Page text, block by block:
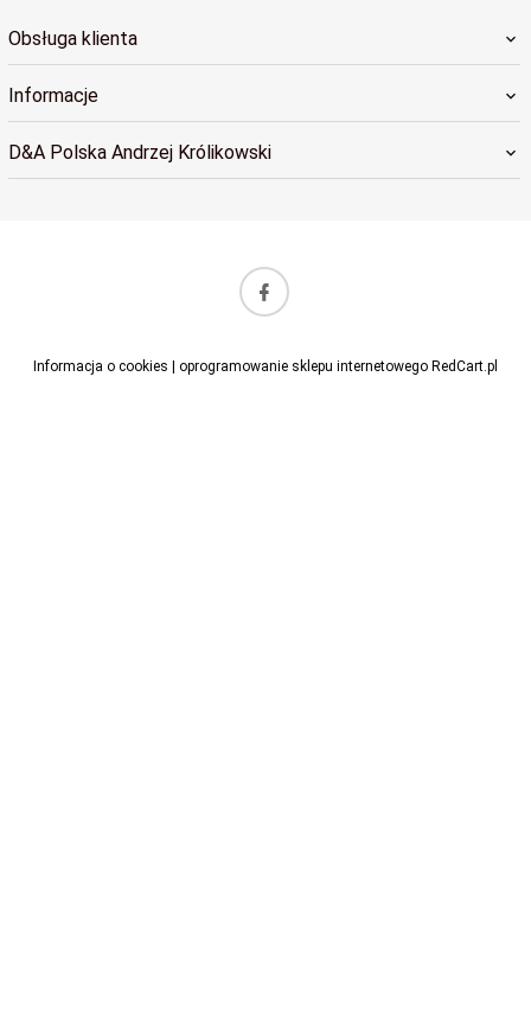
Obsługa klienta
Informacje
D&A Polska Andrzej Królikowski
Informacja o cookies | oprogramowanie sklepu internetowego RedCart.pl